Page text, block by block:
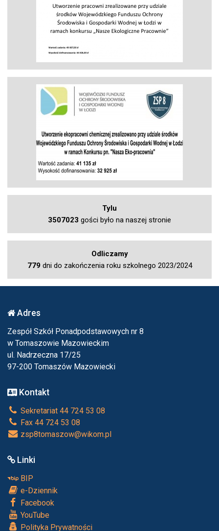
Tylu
3507023 gości było na naszej stronie
Odliczamy
779 dni do zakończenia roku szkolnego 2023/2024
Adres
Zespół Szkół Ponadpodstawowych nr 8
w Tomaszowie Mazowieckim
ul. Nadrzeczna 17/25
97-200 Tomaszów Mazowiecki
Kontakt
Sekretariat 44 724 53 08
Fax 44 724 53 08
zsp8tomaszow@wikom.pl
Linki
BIP
e-Dziennik
Facebook
YouTube
Polityka Prywatności